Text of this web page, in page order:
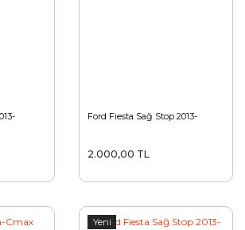
Ford Fiesta Sağ Stop 2013-
2.000,00 TL
Yeni